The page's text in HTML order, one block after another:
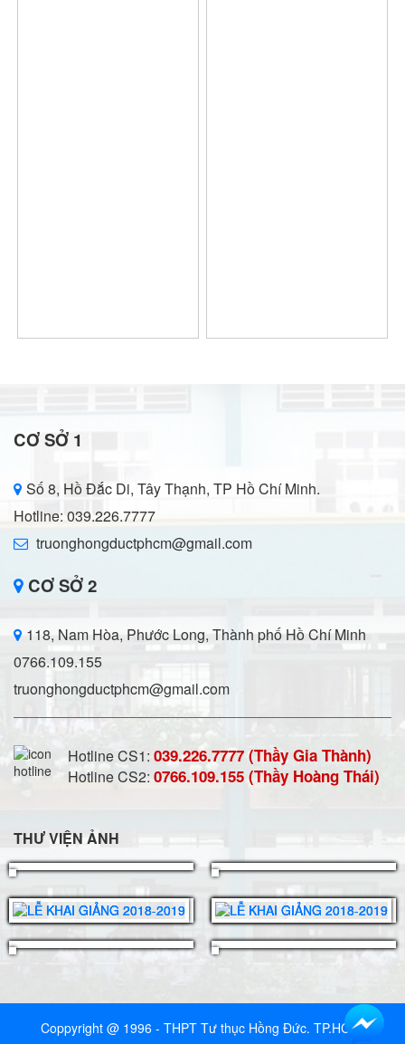
CƠ SỞ 1
Số 8, Hồ Đắc Di, Tây Thạnh, TP Hồ Chí Minh.
Hotline: 039.226.7777
truonghongductphcm@gmail.com
CƠ SỞ 2
118, Nam Hòa, Phước Long, Thành phố Hồ Chí Minh
0766.109.155
truonghongductphcm@gmail.com
Hotline CS1: 039.226.7777 (Thầy Gia Thành)
Hotline CS2: 0766.109.155 (Thầy Hoàng Thái)
THƯ VIỆN ẢNH
Coppyright @ 1996 - THPT Tư thục Hồng Đức. TP.HCM.